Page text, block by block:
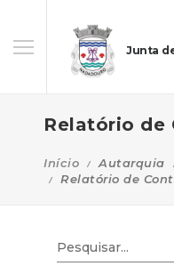
Junta
Relatório de
Início Autarquia
Relatório de